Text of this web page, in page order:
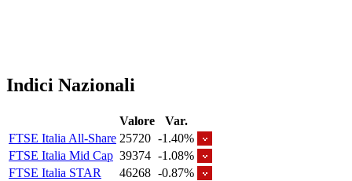
Indici Nazionali
Valore
Var.
FTSE Italia All-Share 25720 -1.40%
FTSE Italia Mid Cap 39374 -1.08%
FTSE Italia STAR
46268 -0.87%